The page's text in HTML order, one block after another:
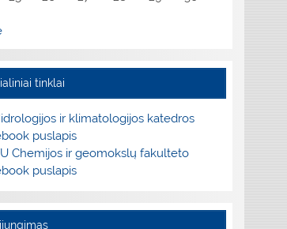
tinklai
ir klimatologijos katedros
puslapis
Chemijos ir geomokslų fakulteto
puslapis